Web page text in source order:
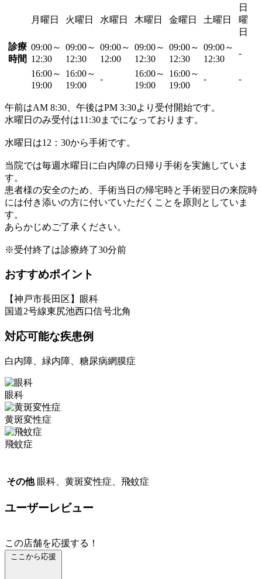
月曜日 火曜日 水曜日 木曜日 金曜日 土曜日
日
曜
日
診療
時間
09:00～
12:30
09:00～
12:30
09:00～
12:00
09:00～
12:30
09:00～
12:30
09:00～
12:30
-
16:00～
19:00
16:00～
19:00
-
16:00～
19:00
16:00～
19:00
- -
午前はAM 8:30、午後はPM 3:30より受付開始です。
水曜日のみ受付は11:30までになっております。
水曜日は12：30から手術です。
当院では毎週水曜日に白内障の日帰り手術を実施していま
す。
患者様の安全のため、手術当日の帰宅時と手術翌日の来院時
には付き添いの方に付いていただくことを原則としていま
す。
あらかじめご了承ください。
※受付終了は診療終了30分前
おすすめポイント
【神戸市長田区】眼科
国道2号線東尻池西口信号北角
対応可能な疾患例
白内障、緑内障、糖尿病網膜症
眼科
黄斑変性症
飛蚊症
その他 眼科、黄斑変性症、飛蚊症
ユーザーレビュー
この店舗を応援する！
ここから応援